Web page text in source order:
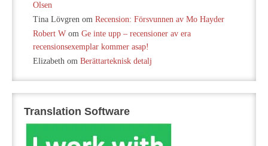
Olsen
Tina Lövgren om Recension: Försvunnen av Mo Hayder
Robert W om Ge inte upp – recensioner av era
recensionsexemplar kommer asap!
Elizabeth om Berättarteknisk detalj
Translation Software